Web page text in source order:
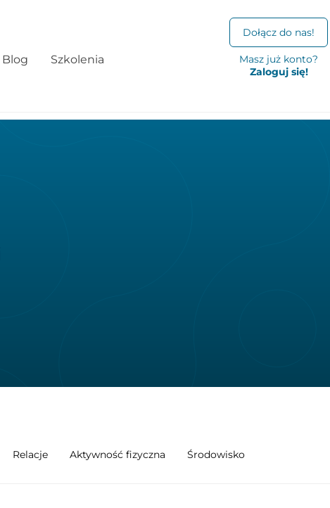
Blog Szkolenia
Dołącz do nas!
Masz już konto?
Zaloguj się!
Relacje Aktywność fizyczna Środowisko